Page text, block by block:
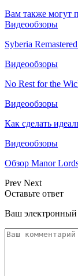
Вам также могут
Видеообзоры
Syberia
Видеообзоры
No Rest for the
Видеообзоры
Как сделать
Видеообзоры
Обзор Manor
Prev Next
Оставьте ответ
Ваш электронный